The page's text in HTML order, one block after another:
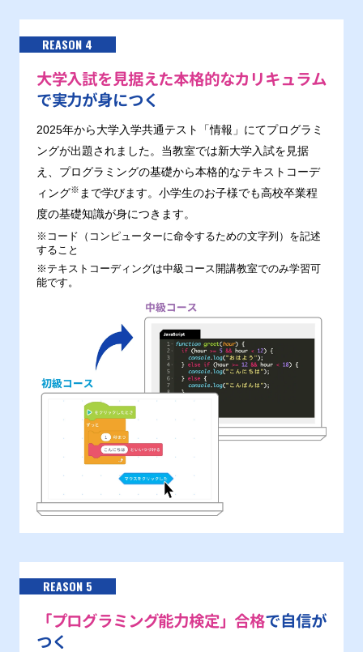
REASON 4
大学入試を見据えた本格的なカリキュラム
で実力が身につく
2025年から大学入学共通テスト「情報」にてプログラミ
ングが出題されました。当教室では新大学入試を見据
え、プログラミングの基礎から本格的なテキストコーデ
ィング※ まで学びます。小学生のお子様でも高校卒業程
度の基礎知識が身につきます。
※コード（コンピューターに命令するための文字列）を記述
すること
※テキストコーディングは中級コース開講教室でのみ学習可
能です。
REASON 5
「プログラミング能力検定」合格で自信が
つく